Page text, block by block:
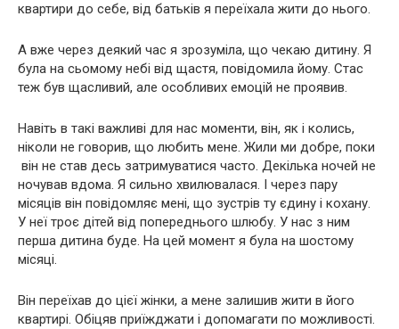
квартири до себе, від батьків я переїхала жити до нього.
А вже через деякий час я зрозуміла, що чекаю дитину. Я
була на сьомому небі від щастя, повідомила йому. Стас
теж був щасливий, але особливих емоцій не проявив.
Навіть в такі важливі для нас моменти, він, як і колись,
ніколи не говорив, що любить мене. Жили ми добре, поки
він не став десь затримуватися часто. Декілька ночей не
ночував вдома. Я сильно хвилювалася. І через пару
місяців він повідомляє мені, що зустрів ту єдину і кохану.
У неї троє дітей від попереднього шлюбу. У нас з ним
перша дитина буде. На цей момент я була на шостому
місяці.
Він переїхав до цієї жінки, а мене залишив жити в його
квартирі. Обіцяв приїжджати і допомагати по можливості.